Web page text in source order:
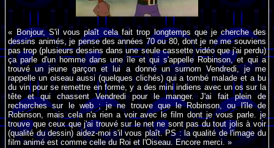
« Bonjour, S'il vous plaît cela fait trop longtemps que je cherche des
dessins animés, je pense des années 70 ou 80, dont je ne me souviens
pas trop (plusieurs dessins dans une seule cassette vidéo que j'ai perdu)
ça parle d'un homme dans une île et qui s'appelle Robinson, et qui a
trouvé un jeune garçon et lui a donné un surnom Vendredi, je me
rappelle un oiseau aussi (quelques clichés) qui a tombé malade et a bu
du vin pour se remettre en forme, y a des mini indiens avec un os sur la
tête et qui chassent Vendredi pour le manger. J'ai fait plein de
recherches sur le web ; je ne trouve que le Robinson, ou l'île de
Robinson, mais cela n'a rien a voir avec le film dont je vous parle. je
trouve que ceux que j'ai trouvé sur le net ne sont pas du tout jolis à voir
(qualité du dessin) aidez-moi s'il vous plaît. PS : la qualité de l'image du
film animé est comme celle du Roi et l'Oiseau. Encore merci. »